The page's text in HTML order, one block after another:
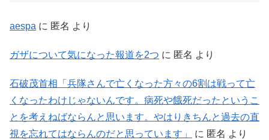
aespa に 匿名 より
ガザについて気になった報道を2つ に 匿名 より
石破茂首相「兵隊さんで亡くなった方々の6割は戦って亡
くなったわけじゃないんです。病死や餓死だったというこ
とを考えねばならんと思います。やはりきちんと過去の直
視を忘れてはならんのだと思っています」
に 匿名 より